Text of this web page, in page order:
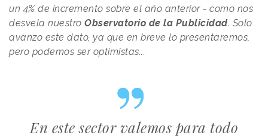
un 4% de incremento sobre el año anterior - como nos
desvela nuestro Observatorio de la Publicidad. Solo
avanzo este dato, ya que en breve lo presentaremos,
pero podemos ser optimistas...
En este sector valemos para todo